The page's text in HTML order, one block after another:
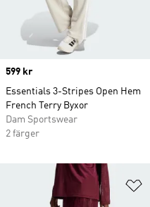
Price
599 kr
Essentials 3-Stripes Open Hem
French Terry Byxor
Dam Sportswear
2 färger